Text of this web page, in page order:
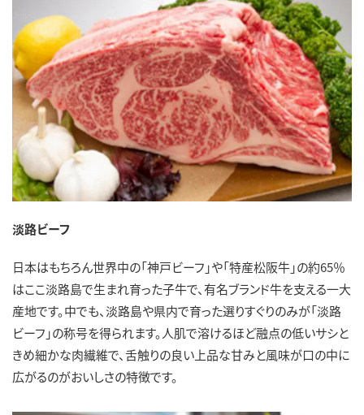
淡路ビーフ
日本はもちろん世界中の「神戸ビーフ」や「特産松阪牛」の約65％
はここ淡路島で生まれ育った子牛で、有名ブランド牛を支える一大
産地です。中でも、淡路島や県内で育った選りすぐりのみが「淡路
ビーフ」の称号を得られます。人肌で溶けるほど融点の低いサシと
きめ細かな肉繊維で、舌触りの良い上品な甘みと風味が口の中に
広がるのがおいしさの特徴です。